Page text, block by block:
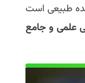
طبیعی است
علمی و جامع